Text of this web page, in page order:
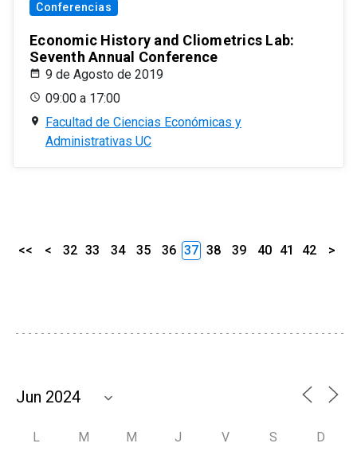
Conferencias
Economic History and Cliometrics Lab:
Seventh Annual Conference
9 de Agosto de 2019
09:00 a 17:00
Facultad de Ciencias Económicas y
Administrativas UC
<< < 32 33 34 35 36 37 38 39 40 41 42 >
L M M J V S D